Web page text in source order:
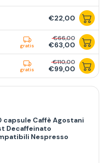
€22,00
gratis
€66,00
€63,00
gratis
€110,00
€99,00
capsule Caffè Agostani
Decaffeinato
Nespresso